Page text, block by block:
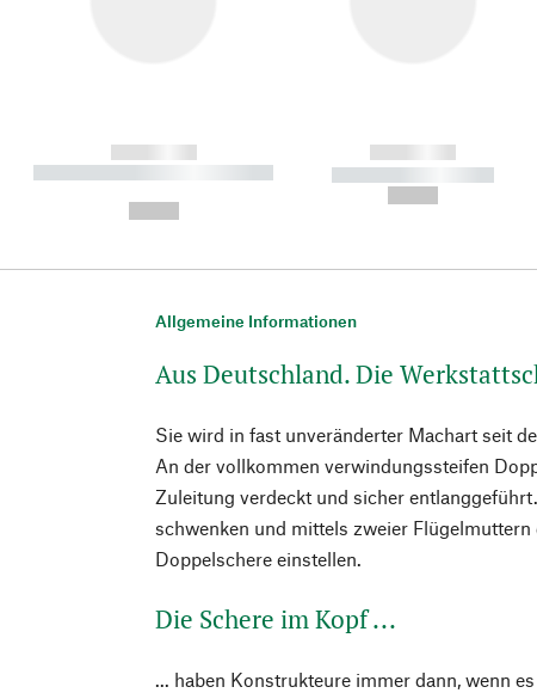
------------
----------- ----------- ----------
------------
----------- -----------
Allgemeine Informationen
Aus Deutschland. Die
Sie wird in fast unveränderter Machart seit
An der vollkommen verwindungssteifen
Zuleitung verdeckt und sicher
schwenken und mittels zweier Flügelmuttern
Doppelschere einstellen.
Die Schere im Kopf ...
... haben Konstrukteure immer dann, wenn